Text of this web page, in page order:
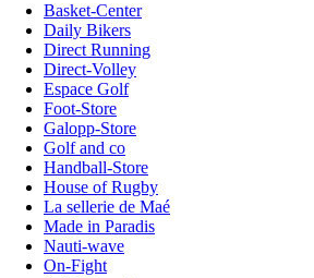
Basket-Center
Daily Bikers
Direct Running
Direct-Volley
Espace Golf
Foot-Store
Galopp-Store
Golf and co
Handball-Store
House of Rugby
La sellerie de Maé
Made in Paradis
Nauti-wave
On-Fight